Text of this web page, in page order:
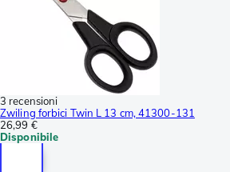
3 recensioni
Zwiling forbici Twin L 13 cm, 41300-131
26,99 €
Disponibile